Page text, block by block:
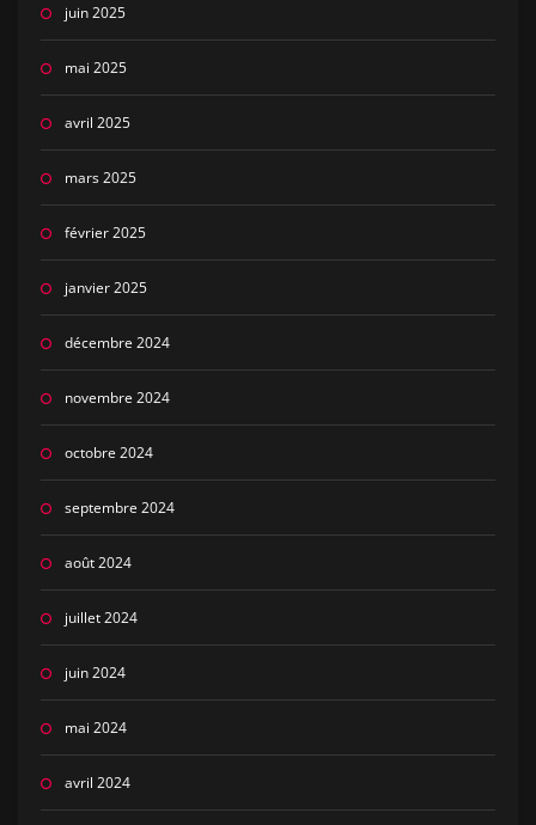
juin 2025
mai 2025
avril 2025
mars 2025
février 2025
janvier 2025
décembre 2024
novembre 2024
octobre 2024
septembre 2024
août 2024
juillet 2024
juin 2024
mai 2024
avril 2024